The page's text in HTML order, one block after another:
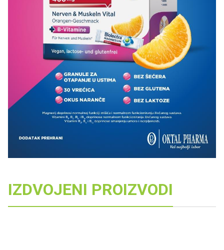
IZDVOJENI PROIZVODI